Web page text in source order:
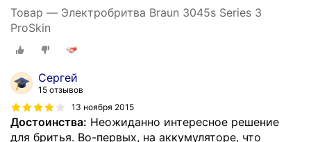
Товар — Электробритва Braun 3045s Series 3
ProSkin
Сергей
15 отзывов
13 ноября 2015
Достоинства: Неожиданно интересное решение
для бритья. Во-первых, на аккумуляторе, что